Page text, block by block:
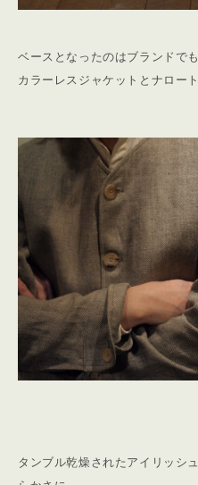
ベースとなったのはブランドで
カラーレスジャケットとナロー
タンブル乾燥されたアイリッシ